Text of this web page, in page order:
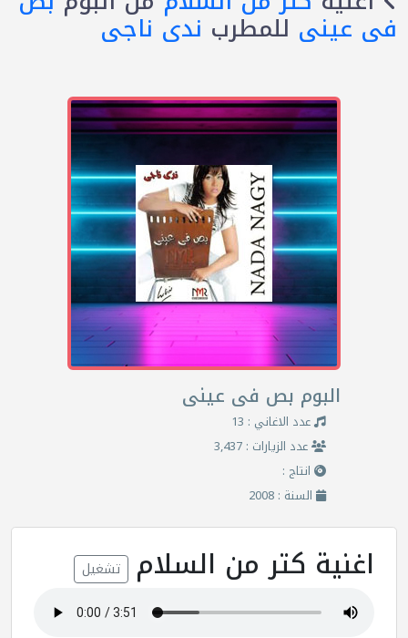
فى عينى للمطرب ندى ناجى
البوم بص فى عينى
عدد الاغاني : 13
عدد الزيارات : 3,437
انتاج :
السنة : 2008
اغنية كتر من السلام تشغيل